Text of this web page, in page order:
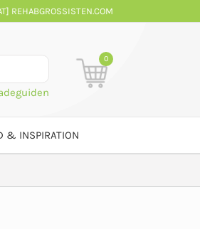
REHABGROSSISTEN.COM
0
& INSPIRATION